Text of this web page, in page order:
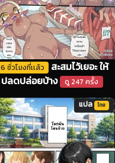
6 ชั่วโมงที่เเล้ว
สะสมไว้เยอะ ให้
ปลดปล่อยบ้าง ดู 247 ครั้ง
แปล ไทย